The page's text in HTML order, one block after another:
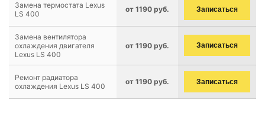
Замена термостата Lexus
LS 400
от 1190 руб. Записаться
Замена вентилятора
охлаждения двигателя
Lexus LS 400
от 1190 руб. Записаться
Ремонт радиатора
охлаждения Lexus LS 400
от 1190 руб. Записаться